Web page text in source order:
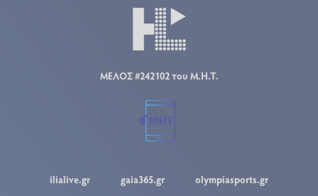
ΜΕΛΟΣ #242102 του Μ.Η.Τ.
ilialive.gr gaia365.gr olympiasports.gr